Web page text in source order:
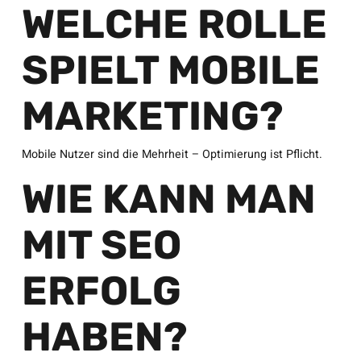
WELCHE ROLLE
SPIELT MOBILE
MARKETING?
Mobile Nutzer sind die Mehrheit – Optimierung ist Pflicht.
WIE KANN MAN
MIT SEO
ERFOLG
HABEN?